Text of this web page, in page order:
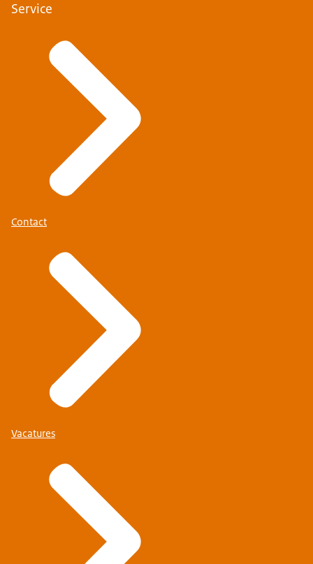
Service
Contact
Vacatures